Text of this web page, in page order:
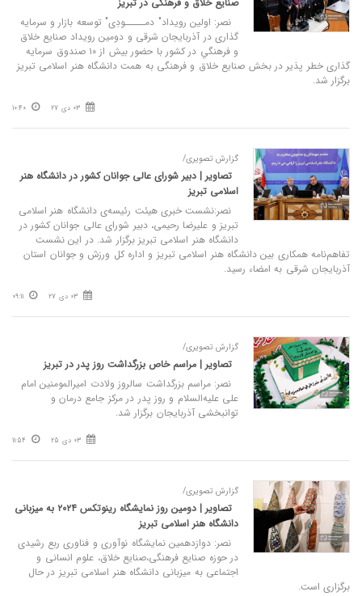
صنايع خلاق و فرهنگی در تبریز
نصر: اولین رویداد″ دمـــــودِی″ توسعه بازار و سرمایه
گذاری در آذربايجان شرقی و دومين رويداد صنايع خلاق
و فرهنگي در كشور با حضور بیش از ۱۰ صندوق سرمایه
گذاری خطر پذیر در بخش صنایع خلاق و فرهنگی به همت دانشگاه هنر اسلامی تبریز
برگزار شد.
03 دی 27 10:40
گزارش تصویری/
تصاویر | دبیر شورای عالی جوانان کشور در دانشگاه هنر
اسلامی تبریز
نصر:نشست خبری هیئت رئیسه‌ی دانشگاه هنر اسلامی
تبریز و علیرضا رحیمی، دبیر شورای عالی جوانان کشور در
دانشگاه هنر اسلامی تبریز برگزار شد. در این نشست
تفاهم‌نامه همکاری بین دانشگاه هنر اسلامی تبریز و اداره کل ورزش و جوانان استان
آذربایجان شرقی به امضاء رسید.
03 دی 27 09:11
گزارش تصویری/
تصاویر | مراسم خاص بزرگداشت روز پدر در تبریز
نصر: مراسم بزرگداشت سالروز ولادت امیرالمومنین امام
علی علیه‌السلام و روز پدر در مرکز جامع درمان و
توانبخشی آذربایجان برگزار شد.
03 دی 25 11:54
گزارش تصویری/
تصاویر | دومین روز نمایشگاه رینوتکس ۲۰۲۴ به میزبانی
دانشگاه هنر اسلامی تبریز
نصر: دوازدهمین نمایشگاه نوآوری و فناوری ربع رشیدی
در حوزه صنایع فرهنگی،صنایع خلاق، علوم انسانی و
اجتماعی به میزبانی دانشگاه هنر اسلامی تبریز در حال
برگزاری است.